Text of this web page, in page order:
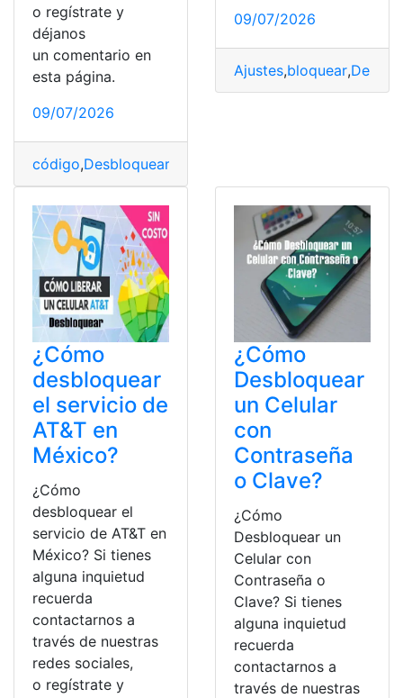
o regístrate y
déjanos
un comentario en
esta página.
09/07/2026
código,Desbloquear
09/07/2026
Ajustes,bloquear,
¿Cómo
desbloquear
el servicio de
AT&T en
México?
¿Cómo
desbloquear el
servicio de AT&T en
México? Si tienes
alguna inquietud
recuerda
contactarnos a
través de nuestras
redes sociales,
o regístrate y
¿Cómo
Desbloquear
un Celular
con
Contraseña
o Clave?
¿Cómo
Desbloquear un
Celular con
Contraseña o
Clave? Si tienes
alguna inquietud
recuerda
contactarnos a
través de nuestras